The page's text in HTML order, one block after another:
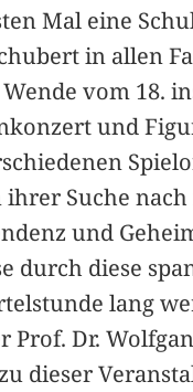
Mal eine
in allen
vom 18.
und
ihrer Suche
und
durch diese
lang
Prof. Dr.
dieser